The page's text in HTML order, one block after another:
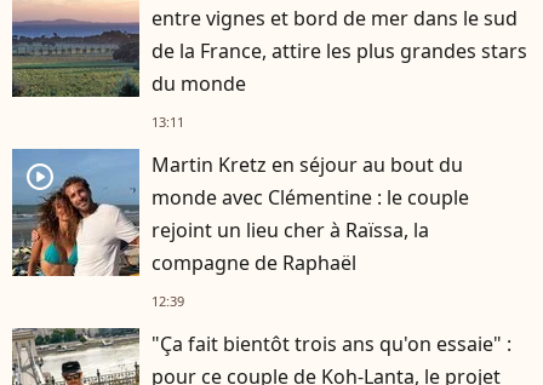
entre vignes et bord de mer dans le sud
de la France, attire les plus grandes stars
du monde
13:11
player2
Martin Kretz en séjour au bout du
monde avec Clémentine : le couple
rejoint un lieu cher à Raïssa, la
compagne de Raphaël
12:39
"Ça fait bientôt trois ans qu'on essaie" :
pour ce couple de Koh-Lanta, le projet